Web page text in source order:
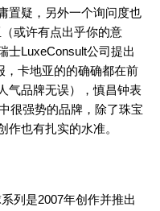
置疑，另外一个询问度也
或许有点出乎你的意
士LuxeConsult公司提出
，卡地亚的的确确都在前
气品牌无误），慎昌钟表
很强势的品牌，除了珠宝
作也有扎实的水准。
列是2007年创作并推出